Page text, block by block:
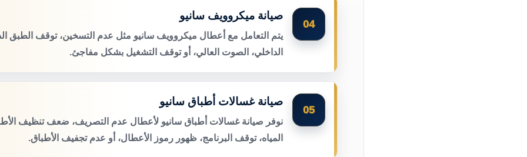
04
صيانة ميكروويف سانيو
يتم التعامل مع أعطال ميكروويف سانيو مثل عدم التسخين، توقف الطبق
الداخلي، الصوت العالي، أو توقف التشغيل بشكل مفاجئ.
05
صيانة غسالات أطباق سانيو
نوفر صيانة غسالات أطباق سانيو لأعطال عدم التصريف، ضعف تنظيف
المياه، توقف البرنامج، ظهور رموز الأعطال، أو عدم تجفيف الأطباق.